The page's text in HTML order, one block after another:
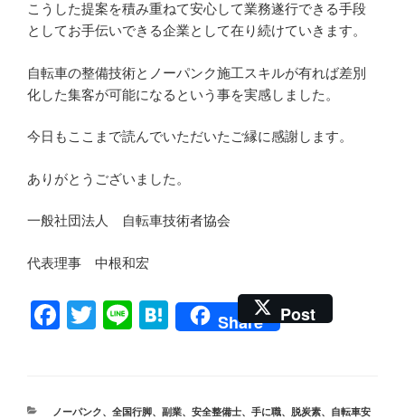
こうした提案を積み重ねて安心して業務遂行できる手段
としてお手伝いできる企業として在り続けていきます。
自転車の整備技術とノーパンク施工スキルが有れば差別
化した集客が可能になるという事を実感しました。
今日もここまで読んでいただいたご縁に感謝します。
ありがとうございました。
一般社団法人 自転車技術者協会
代表理事 中根和宏
F
e
T
er
Li
H
n
Share Post
カ
ノーパンク、 全国行脚、 副業、 安全整備士、 手に職、 脱炭素、 自転車安